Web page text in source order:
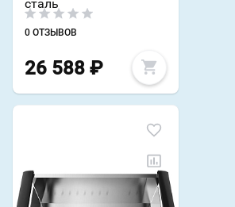
сталь
0 ОТЗЫВОВ
26 588 ₽